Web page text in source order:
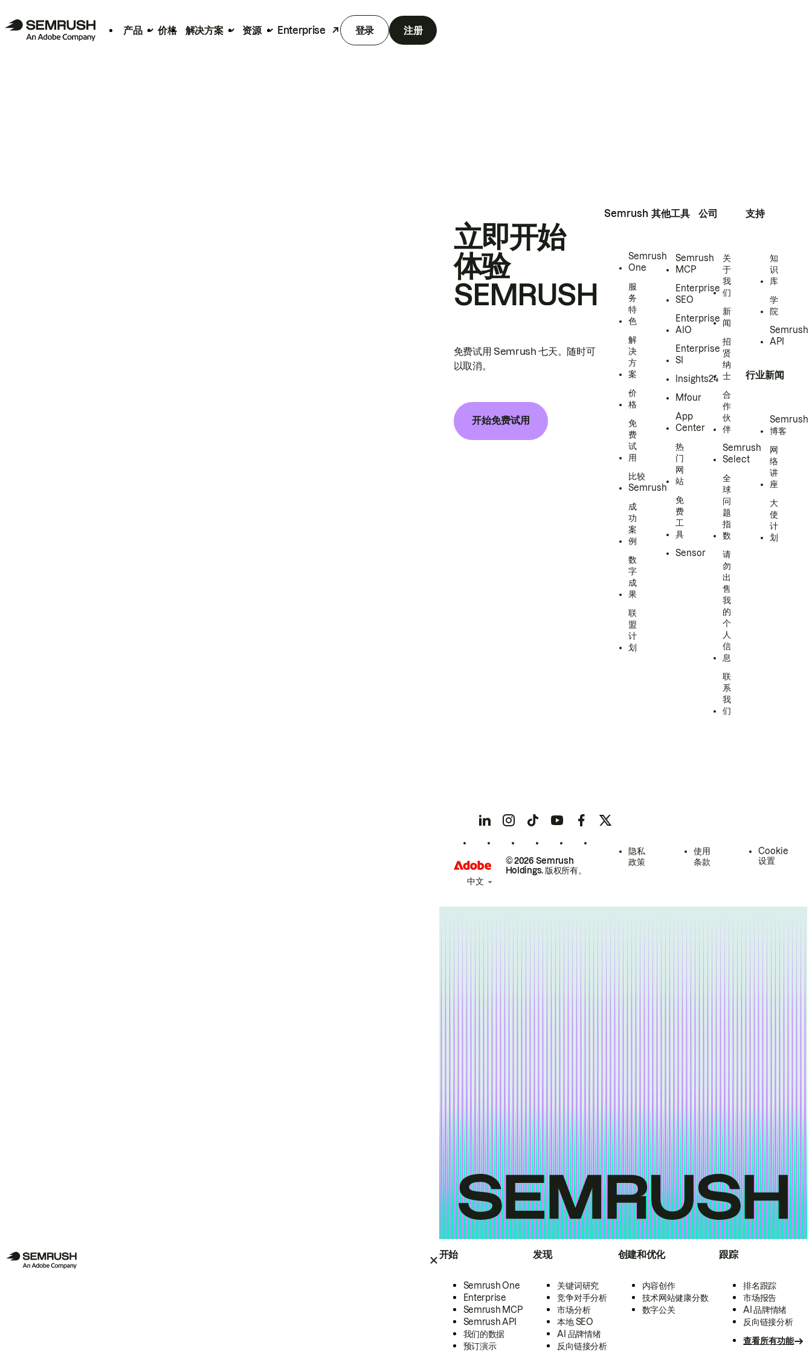
产品 价格 解决方案 资源 Enterprise 登录 注册
开始
Semrush One
Enterprise
Semrush MCP
Semrush API
我们的数据
预订演示
发现
关键词研究
竞争对手分析
市场分析
本地 SEO
AI 品牌情绪
反向链接分析
创建和优化
内容创作
技术网站健康分数
数字公关
跟踪
排名跟踪
市场报告
AI 品牌情绪
反向链接分析
查看所有功能
立即开始
体验
SEMRUSH
免费试用 Semrush 七天。随时可
以取消。
开始免费试用
Semrush
Semrush
One
服
务
特
色
解
决
方
案
价
格
免
费
试
用
比较
Semrush
成
功
案
例
数
字
成
果
联
盟
计
划
其他工具
Semrush
MCP
Enterprise
SEO
Enterprise
AIO
Enterprise
SI
Insights24
Mfour
App
Center
热
门
网
站
免
费
工
具
Sensor
公司
关
于
我
们
新
闻
招
贤
纳
士
合
作
伙
伴
Semrush
Select
全
球
问
题
指
数
请
勿
出
售
我
的
个
人
信
息
联
系
我
们
支持
知
识
库
学
院
Semrush
API
行业新闻
Semrush
博客
网
络
讲
座
大
使
计
划
© 2026 Semrush
Holdings. 版权所有。
隐私
政策
使用
条款
Cookie
设置
中文